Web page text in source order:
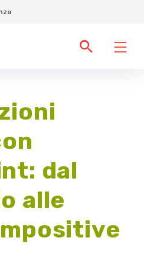
dal
alle